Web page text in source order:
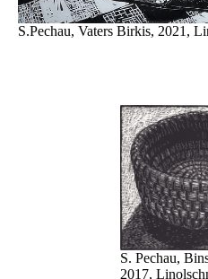
S.Pechau, Vaters Birkis, 2021,
S. Pechau,
2017,